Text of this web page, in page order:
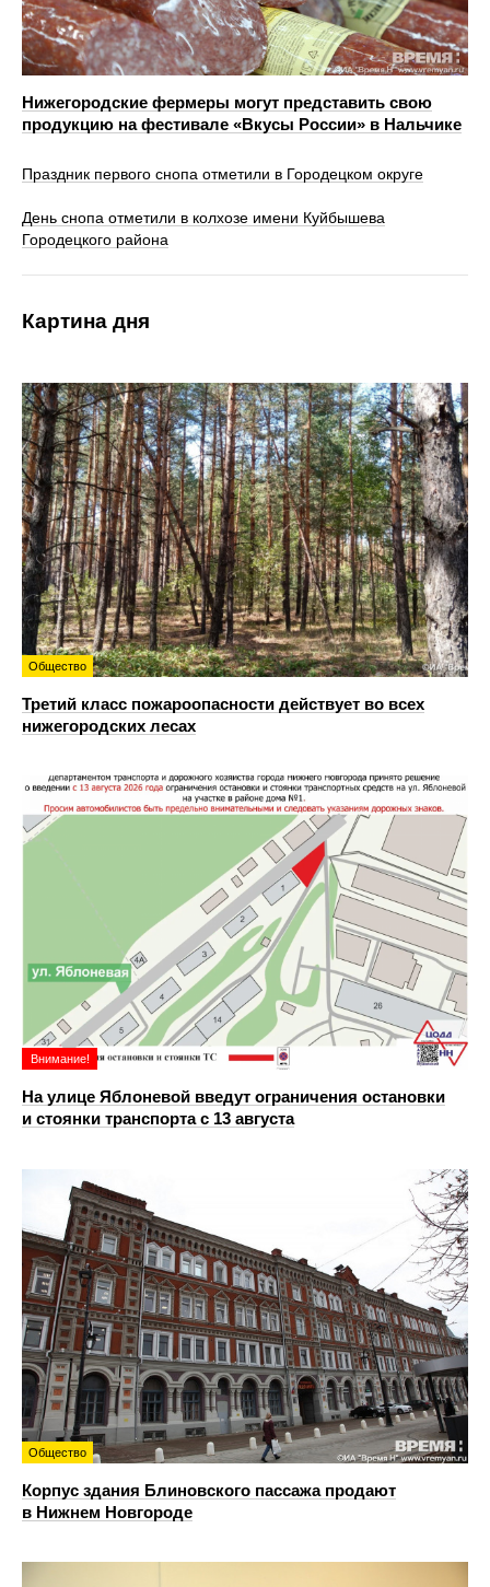
Нижегородские фермеры могут представить свою
продукцию на фестивале «Вкусы России» в Нальчике
Праздник первого снопа отметили в Городецком округе
День снопа отметили в колхозе имени Куйбышева
Городецкого района
Картина дня
Общество
Третий класс пожароопасности действует во всех
нижегородских лесах
Внимание!
На улице Яблоневой введут ограничения остановки
и стоянки транспорта с 13 августа
Общество
Корпус здания Блиновского пассажа продают
в Нижнем Новгороде